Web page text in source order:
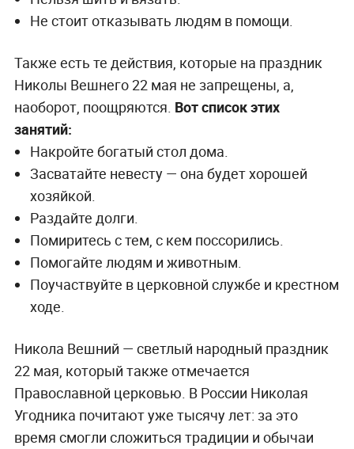
Не стоит отказывать людям в помощи.
Также есть те действия, которые на праздник
Николы Вешнего 22 мая не запрещены, а,
наоборот, поощряются. Вот список этих
занятий:
Накройте богатый стол дома.
Засватайте невесту — она будет хорошей
хозяйкой.
Раздайте долги.
Помиритесь с тем, с кем поссорились.
Помогайте людям и животным.
Поучаствуйте в церковной службе и крестном
ходе.
Никола Вешний — светлый народный праздник
22 мая, который также отмечается
Православной церковью. В России Николая
Угодника почитают уже тысячу лет: за это
время смогли сложиться традиции и обычаи